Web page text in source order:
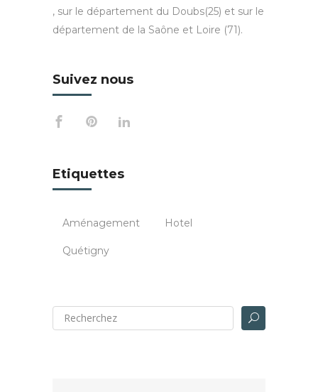
, sur le département du Doubs(25) et sur le
département de la Saône et Loire (71).
Suivez nous
Etiquettes
Aménagement Hotel
Quétigny